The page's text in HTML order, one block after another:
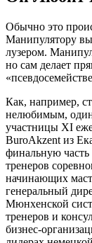
Обычно это
Манипулятору
лузером.
но сам делает
Как, например,
нелюбимым,
участницы XI
BuroAkzent из
финальную
тренеров
начинающих
генеральный
Мюнхенской
тренеров и
бизнес-